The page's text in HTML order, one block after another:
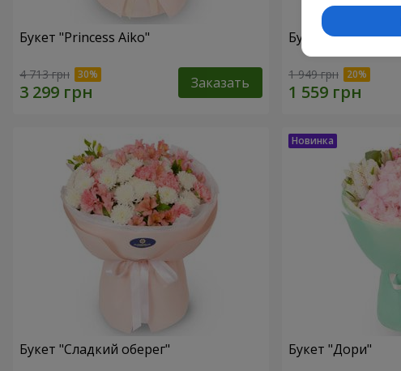
Букет "Princess Aiko"
4 713 грн Заказать
Букет "Ариэль"
1 949 грн
Букет "Сладкий оберег" Букет "Дори"